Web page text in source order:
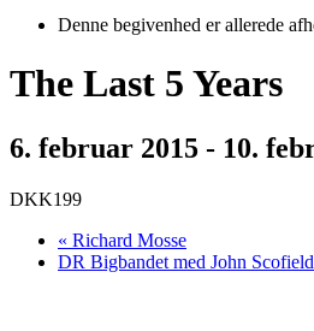
Denne begivenhed er allerede
The Last 5 Years
6. februar 2015 - 10.
DKK199
« Richard Mosse
DR Bigbandet med John